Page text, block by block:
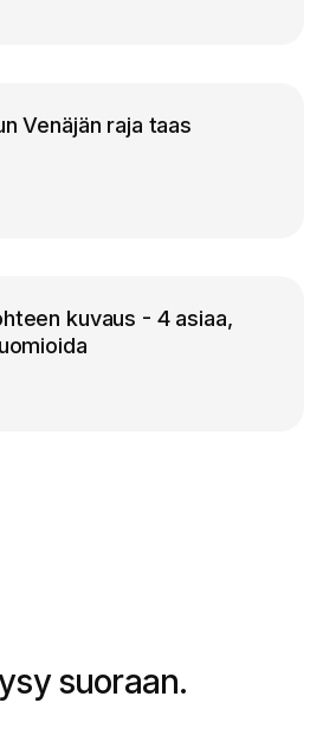
Venäjän raja taas
kuvaus - 4 asiaa,
suoraan.